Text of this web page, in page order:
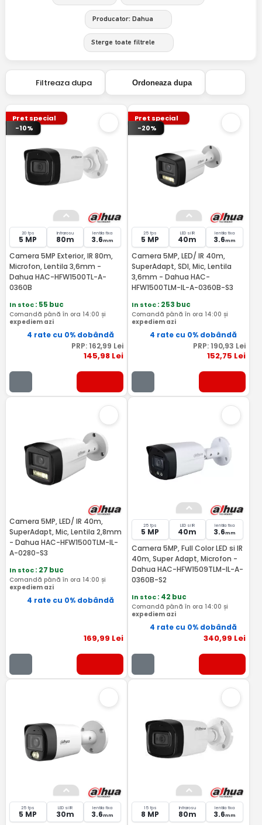
Producator: Dahua
Sterge toate filtrele
Filtreaza dupa Ordoneaza dupa
Pret special
-10%
20 fps
5 MP
Infrarosu
80m
lentila fixa
3.6mm
Camera 5MP Exterior, IR 80m,
Microfon, Lentila 3,6mm -
Dahua HAC-HFW1500TL-A-
0360B
In stoc: 55 buc
Comandă până în ora 14:00 și
expediem azi
4 rate cu 0% dobândă
PRP: 162,99 Lei
145,98Lei
Pret special
-20%
25 fps
5 MP
LED si IR
40m
lentila fixa
3.6mm
Camera 5MP, LED/ IR 40m,
SuperAdapt, SDI, Mic, Lentila
3,6mm - Dahua HAC-
HFW1500TLM-IL-A-0360B-S3
In stoc: 253 buc
Comandă până în ora 14:00 și
expediem azi
4 rate cu 0% dobândă
PRP: 190,93 Lei
152,75 Lei
Camera 5MP, LED/ IR 40m,
SuperAdapt, Mic, Lentila 2,8mm
- Dahua HAC-HFW1500TLM-IL-
A-0280-S3
In stoc: 27 buc
Comandă până în ora 14:00 și
expediem azi
4 rate cu 0% dobândă
169,99 Lei
25 fps
5 MP
LED si IR
40m
lentila fixa
3.6mm
Camera 5MP, Full Color LED si IR
40m, Super Adapt, Microfon -
Dahua HAC-HFW1509TLM-IL-A-
0360B-S2
In stoc: 42 buc
Comandă până în ora 14:00 și
expediem azi
4 rate cu 0% dobândă
340,99 Lei
25 fps
5 MP
LED si IR
30m
lentila fixa
3.6mm
15 fps
8 MP
Infrarosu
80m
lentila fixa
3.6mm